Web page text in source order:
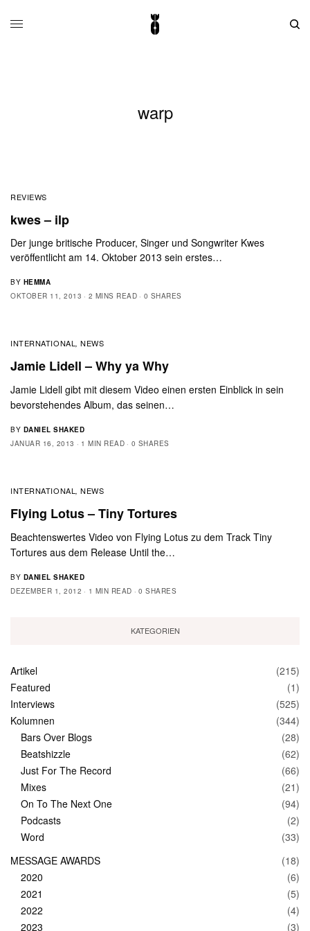
warp
REVIEWS
kwes – ilp
Der junge britische Producer, Singer und Songwriter Kwes
veröffentlicht am 14. Oktober 2013 sein erstes…
BY HEMMA
OKTOBER 11, 2013
2 MINS READ 0 SHARES
INTERNATIONAL ,NEWS
Jamie Lidell – Why ya Why
Jamie Lidell gibt mit diesem Video einen ersten Einblick in sein
bevorstehendes Album, das seinen…
BY DANIEL SHAKED
JANUAR 16, 2013
1 MIN READ 0 SHARES
INTERNATIONAL ,NEWS
Flying Lotus – Tiny Tortures
Beachtenswertes Video von Flying Lotus zu dem Track Tiny
Tortures aus dem Release Until the…
BY DANIEL SHAKED
DEZEMBER 1, 2012
1 MIN READ 0 SHARES
KATEGORIEN
Artikel
(215)
Featured
(1)
Interviews
(525)
Kolumnen
(344)
Bars Over Blogs
(28)
Beatshizzle
(62)
Just For The Record
(66)
Mixes
(21)
On To The Next One
(94)
Podcasts
(2)
Word
(33)
MESSAGE AWARDS
(18)
2020
(6)
2021
(5)
2022
(4)
2023
(3)